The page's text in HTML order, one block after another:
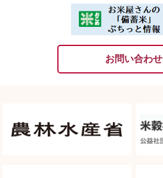
お問い合わせ